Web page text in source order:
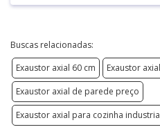
Buscas relacionadas:
Exaustor axial 60 cm
Exaustor
Exaustor axial de parede preço
Exaustor axial para cozinha